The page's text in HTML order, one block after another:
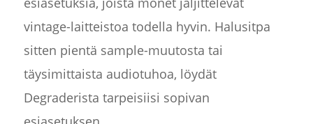
vintage-laitteistoa todella hyvin. Halusitpa
sitten pientä sample-muutosta tai
täysimittaista audiotuhoa, löydät
Degraderista tarpeisiisi sopivan